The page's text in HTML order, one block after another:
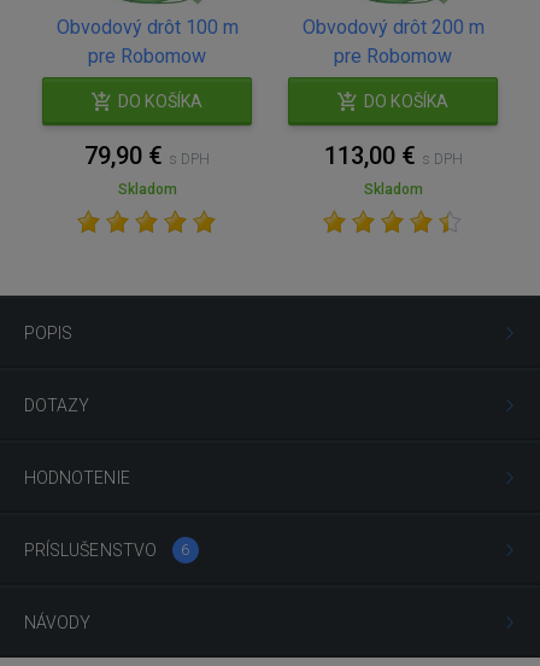
Obvodový drôt 100 m
pre Robomow
DO KOŠÍKA
79,90 € s DPH
Skladom
Obvodový drôt 200 m
pre Robomow
DO KOŠÍKA
113,00 € s DPH
Skladom
POPIS
DOTAZY
HODNOTENIE
PRÍSLUŠENSTVO 6
NÁVODY